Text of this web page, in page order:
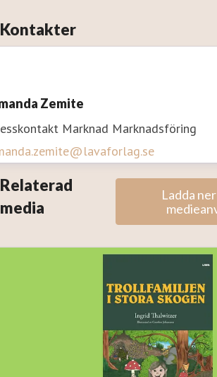
Kontakter
Zemite
Marknad Marknadsföring
Relaterad
media
Ladda